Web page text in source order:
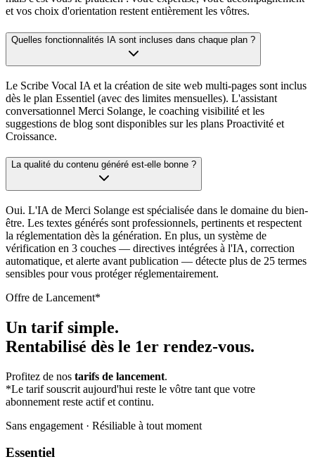
et vos choix d'orientation restent entièrement les vôtres.
Quelles fonctionnalités IA sont incluses dans chaque plan ?
Le Scribe Vocal IA et la création de site web multi-pages sont inclus
dès le plan Essentiel (avec des limites mensuelles). L'assistant
conversationnel Merci Solange, le coaching visibilité et les
suggestions de blog sont disponibles sur les plans Proactivité et
Croissance.
La qualité du contenu généré est-elle bonne ?
Oui. L'IA de Merci Solange est spécialisée dans le domaine du bien-
être. Les textes générés sont professionnels, pertinents et respectent
la réglementation dès la génération. En plus, un système de
vérification en 3 couches — directives intégrées à l'IA, correction
automatique, et alerte avant publication — détecte plus de 25 termes
sensibles pour vous protéger réglementairement.
Offre de Lancement*
Un tarif simple.
Rentabilisé dès le 1er rendez-vous.
Profitez de nos tarifs de lancement.
*Le tarif souscrit aujourd'hui reste le vôtre tant que votre
abonnement reste actif et continu.
Sans engagement · Résiliable à tout moment
Essentiel